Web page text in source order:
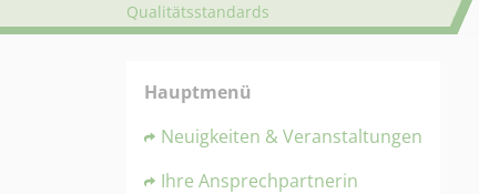
Qualitätsstandards
Hauptmenü
Neuigkeiten & Veranstaltungen
Ihre Ansprechpartnerin